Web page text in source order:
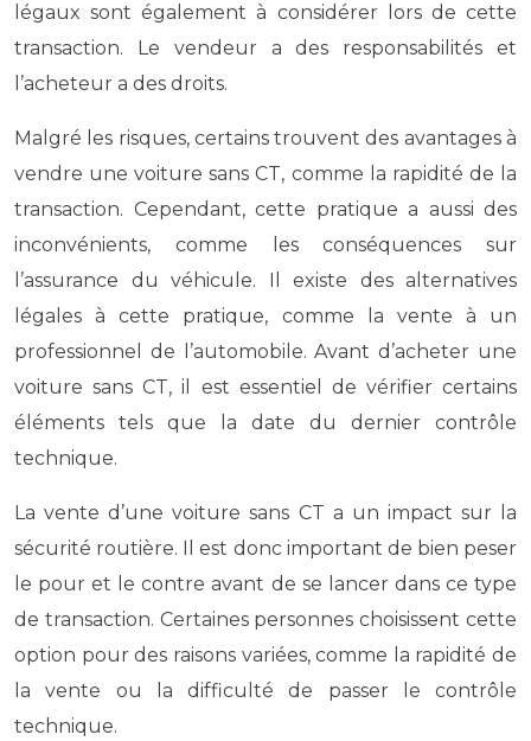
légaux sont également à considérer lors de cette
transaction. Le vendeur a des responsabilités et
l’acheteur a des droits.
Malgré les risques, certains trouvent des avantages à
vendre une voiture sans CT, comme la rapidité de la
transaction. Cependant, cette pratique a aussi des
inconvénients, comme les conséquences sur
l’assurance du véhicule. Il existe des alternatives
légales à cette pratique, comme la vente à un
professionnel de l’automobile. Avant d’acheter une
voiture sans CT, il est essentiel de vérifier certains
éléments tels que la date du dernier contrôle
technique.
La vente d’une voiture sans CT a un impact sur la
sécurité routière. Il est donc important de bien peser
le pour et le contre avant de se lancer dans ce type
de transaction. Certaines personnes choisissent cette
option pour des raisons variées, comme la rapidité de
la vente ou la difficulté de passer le contrôle
technique.